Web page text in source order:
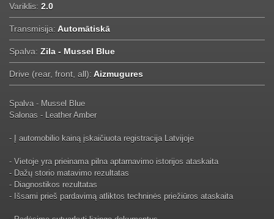
Variklis: 2.0
Transmisija: Automātiskā
Spalva: Zila - Mussel Blue
Drive (rear, front, all): Aizmugures
Spalva - Mussel Blue
Salonas - Leather Amber
- Į automobilio kainą įskaičiuota registracija Latvijoje
- Vietoje yra prieinama pilna aptarnavimo istorijos ataskaita
- Dažų storio matavimo rezultatas
- Diagnostikos rezultatas
- Išsami prieš pardavimą atliktos techninės priežiūros ataskaita